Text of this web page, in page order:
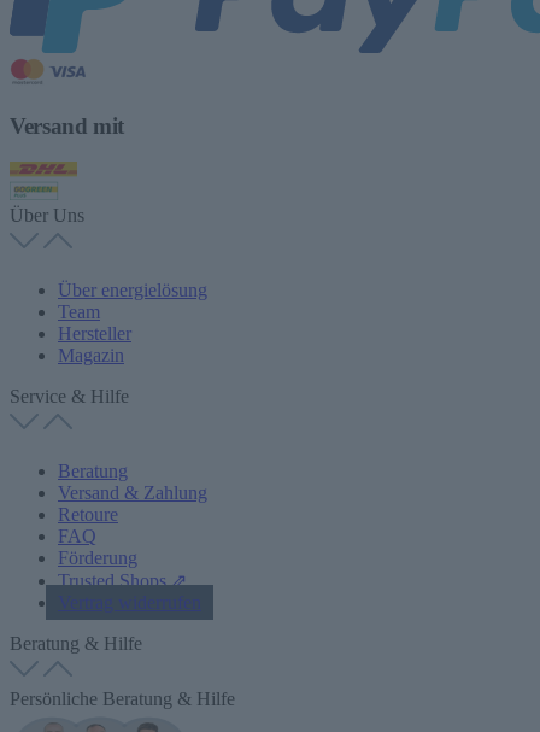
Versand mit
Über Uns
Über energielösung
Team
Hersteller
Magazin
Service & Hilfe
Beratung
Versand & Zahlung
Retoure
FAQ
Förderung
Trusted Shops ⇗
Vertrag widerrufen
Beratung & Hilfe
Persönliche Beratung & Hilfe